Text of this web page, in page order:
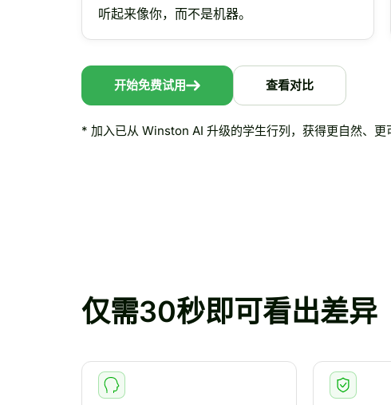
听起来像你，而不是机器。
开始免费试用 查看对比
* 加入已从 Winston AI 升级的学生行列，获得更自然、更
仅需30秒即可看出差异